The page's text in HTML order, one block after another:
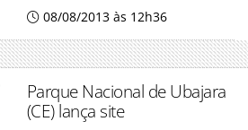
08/08/2013 às 12h36
Parque Nacional de Ubajara
(CE) lança site